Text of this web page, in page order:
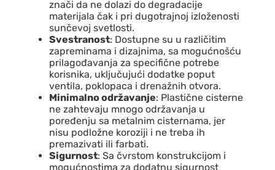
znači da ne dolazi do degradacije
materijala čak i pri dugotrajnoj izloženosti
sunčevoj svetlosti.
Svestranost: Dostupne su u različitim
zapreminama i dizajnima, sa mogućnošću
prilagođavanja za specifične potrebe
korisnika, uključujući dodatke poput
ventila, poklopaca i drenažnih otvora.
Minimalno održavanje: Plastične cisterne
ne zahtevaju mnogo održavanja u
poređenju sa metalnim cisternama, jer
nisu podložne koroziji i ne treba ih
premazivati ili farbati.
Sigurnost: Sa čvrstom konstrukcijom i
mogućnostima za dodatnu sigurnost